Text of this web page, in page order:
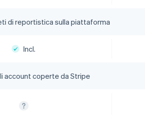
di reportistica sulla piattaforma
Incl.
account coperte da Stripe